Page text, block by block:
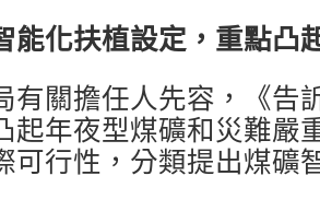
能化扶植設定，重點凸
有關擔任人先容，《告
起年夜型煤礦和災難嚴
可行性，分類提出煤礦